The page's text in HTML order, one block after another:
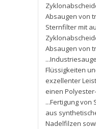
Absaugen von
Sternfilter mit
Absaugen von
Flüssigkeiten
exzellenter
einen
...Fertigung von
aus
Nadelfilzen